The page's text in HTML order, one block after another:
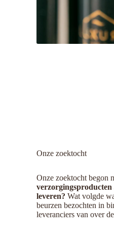
Onze zoektocht
Onze zoektocht begon
leveren? Wat volgde
beurzen bezochten in
leveranciers van over